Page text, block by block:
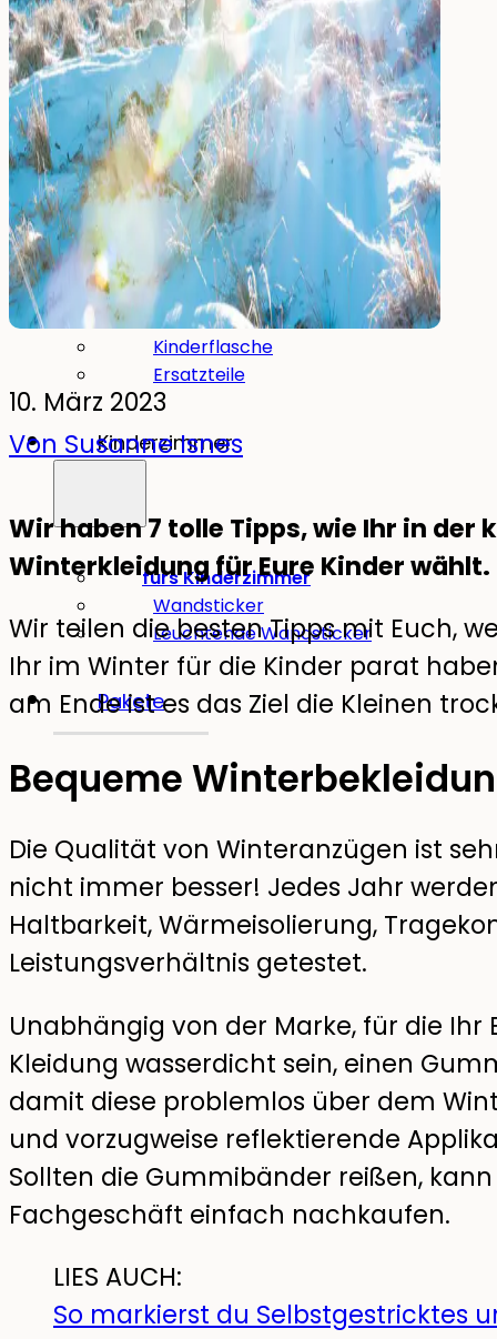
Essen
&
Trinken
Essen & Trinken
Brotdose
Trinkflasche
Kinderflasche
Ersatzteile
Kinderzimmer
fürs Kinderzimmer
Wandsticker
Leuchtende Wandsticker
Pakete
10. März 2023
Von Susanne Isnes
Wir haben 7 tolle Tipps, wie Ihr in
Winterkleidung für Eure Kinder wählt.
Wir teilen die besten Tipps mit Euch,
Ihr im Winter für die Kinder parat
am Ende ist es das Ziel die Kleinen
Bequeme
Die Qualität von Winteranzügen ist
nicht immer besser! Jedes Jahr
Haltbarkeit, Wärmeisolierung,
Leistungsverhältnis getestet.
Unabhängig von der Marke, für die Ihr
Kleidung wasserdicht sein, einen
damit diese problemlos über dem
und vorzugweise reflektierende
Sollten die Gummibänder reißen,
Fachgeschäft einfach nachkaufen.
LIES AUCH:
So markierst du Selbstgestricktes